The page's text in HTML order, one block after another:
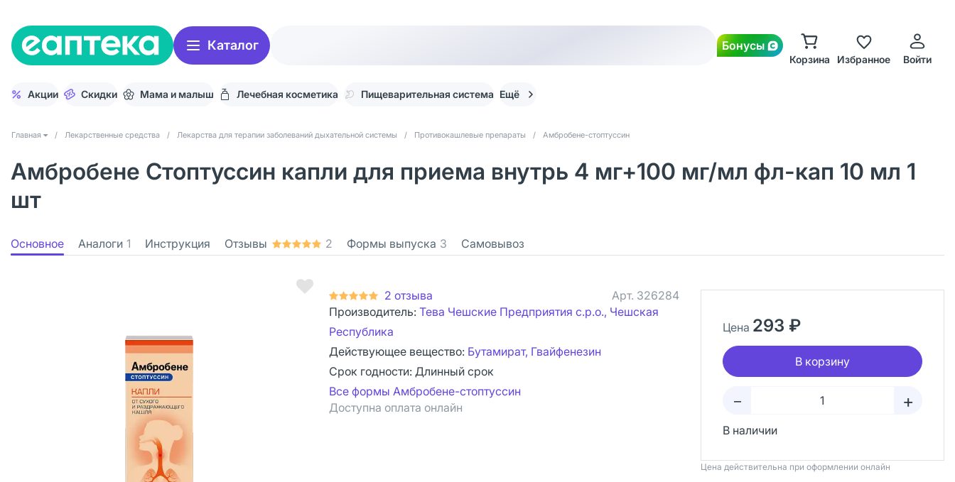
Каталог Бонусы
Корзина Избранное Войти
Акции Скидки Мама и малыш Лечебная косметика Пищеварительная система Ещё
Главная / Лекарственные средства / Лекарства для терапии заболеваний дыхательной системы / Противокашлевые препараты / Амбробене-стоптуссин
Амбробене Стоптуссин капли для приема внутрь 4 мг+100 мг/мл фл-кап 10 мл 1
шт
Основное Аналоги 1 Инструкция Отзывы 2 Формы выпуска 3 Самовывоз
2 отзыва Арт. 326284
Производитель: Тева Чешские Предприятия с.р.о., Чешская
Республика
Действующее вещество: Бутамират, Гвайфенезин
Срок годности: Длинный срок
Все формы Амбробене-стоптуссин
Доступна оплата онлайн
Цена 293 ₽
В корзину
– +
В наличии
Цена действительна при оформлении онлайн